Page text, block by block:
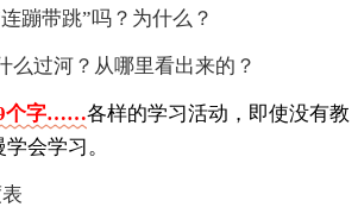
蹦带跳”吗？为什么？
么过河？从哪里看出来的？
个字……各样的学习活动，即使没有教
会学习。